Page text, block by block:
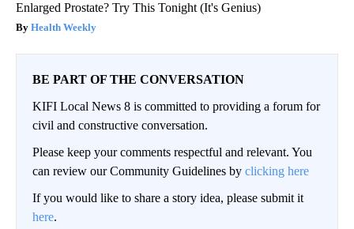
Enlarged Prostate? Try This Tonight (It's Genius)
Health Weekly
BE PART OF THE CONVERSATION
KIFI Local News 8 is committed to providing a forum for
civil and constructive conversation.
Please keep your comments respectful and relevant. You
can review our Community Guidelines by clicking here
If you would like to share a story idea, please submit it
here.